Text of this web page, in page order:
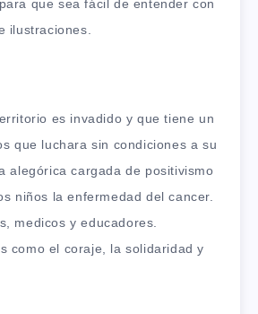
que sea fácil de entender con
ilustraciones.
es invadido y que tiene un
que luchara sin condiciones a su
alegórica cargada de positivismo
niños la enfermedad del cancer.
medicos y educadores.
como el coraje, la solidaridad y